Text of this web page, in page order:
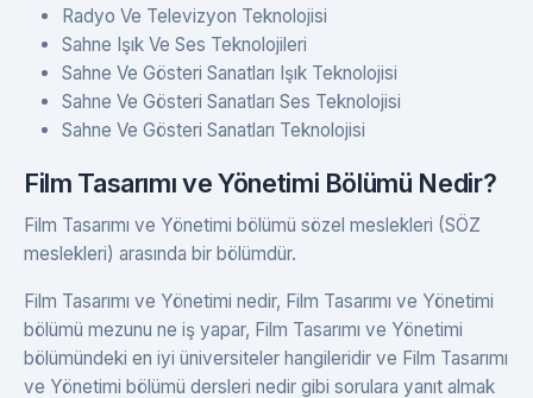
Radyo Ve Televizyon Teknolojisi
Sahne Işık Ve Ses Teknolojileri
Sahne Ve Gösteri Sanatları Işık Teknolojisi
Sahne Ve Gösteri Sanatları Ses Teknolojisi
Sahne Ve Gösteri Sanatları Teknolojisi
Film Tasarımı ve Yönetimi Bölümü Nedir?
Film Tasarımı ve Yönetimi bölümü sözel meslekleri (SÖZ
meslekleri) arasında bir bölümdür.
Film Tasarımı ve Yönetimi nedir, Film Tasarımı ve Yönetimi
bölümü mezunu ne iş yapar, Film Tasarımı ve Yönetimi
bölümündeki en iyi üniversiteler hangileridir ve Film Tasarımı
ve Yönetimi bölümü dersleri nedir gibi sorulara yanıt almak